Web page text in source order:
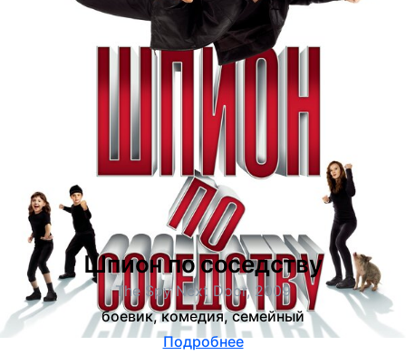
Шпион по соседству
The Spy Next Door, 2009
боевик, комедия, семейный
Подробнее